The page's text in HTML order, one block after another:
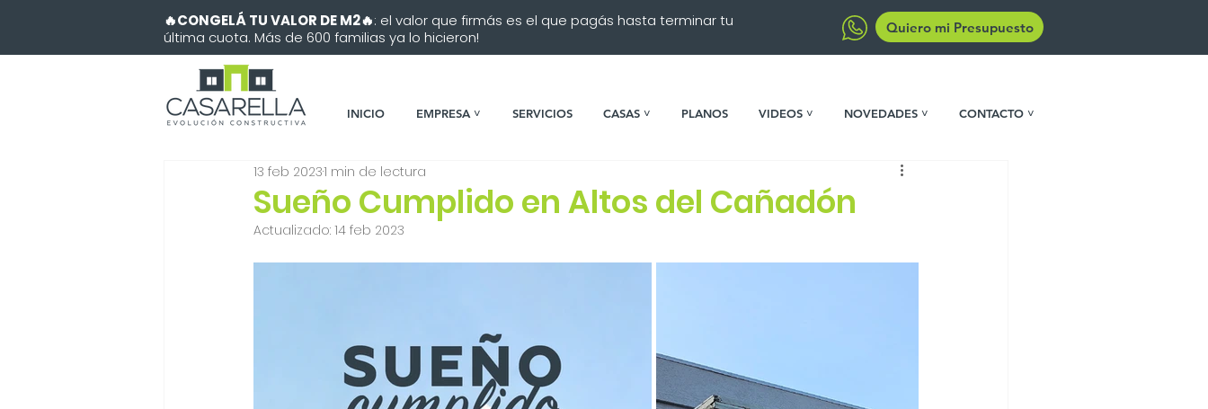
🔥CONGELÁ TU VALOR DE M2🔥: el valor que firmás es el que pagás hasta terminar tu
última cuota. Más de 600 familias ya lo hicieron!
Quiero mi Presupuesto
INICIO EMPRESA ˅ SERVICIOS CASAS ˅ PLANOS VIDEOS ˅ NOVEDADES ˅ CONTACTO ˅
Sueño Cumplido en Altos del Cañadón
13 feb 20231 min de lectura
Actualizado: 14 feb 2023